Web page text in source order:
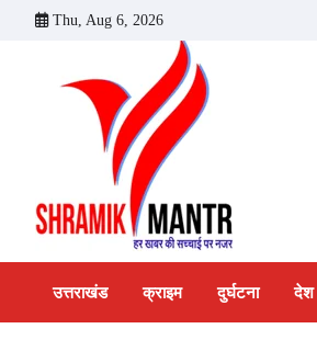
Thu, Aug 6, 2026
उत्तराखंड क्राइम दुर्घटना देश